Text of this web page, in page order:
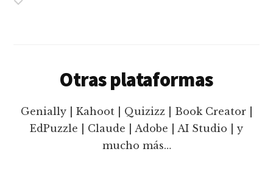
Otras plataformas
Genially | Kahoot | Quizizz | Book Creator |
EdPuzzle | Claude | Adobe | AI Studio | y
mucho más…